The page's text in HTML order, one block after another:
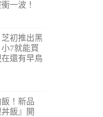
一波！
初推出黑
7就能買
還有早鳥
！新品
丼飯』開